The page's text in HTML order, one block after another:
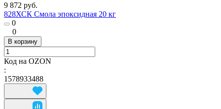
9 872 руб.
828ХСК Смола эпоксидная 20 кг
0
0
В корзину
Код на OZON
:
1578933488